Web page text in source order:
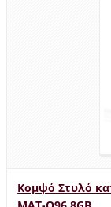
Κομψό Στυλό